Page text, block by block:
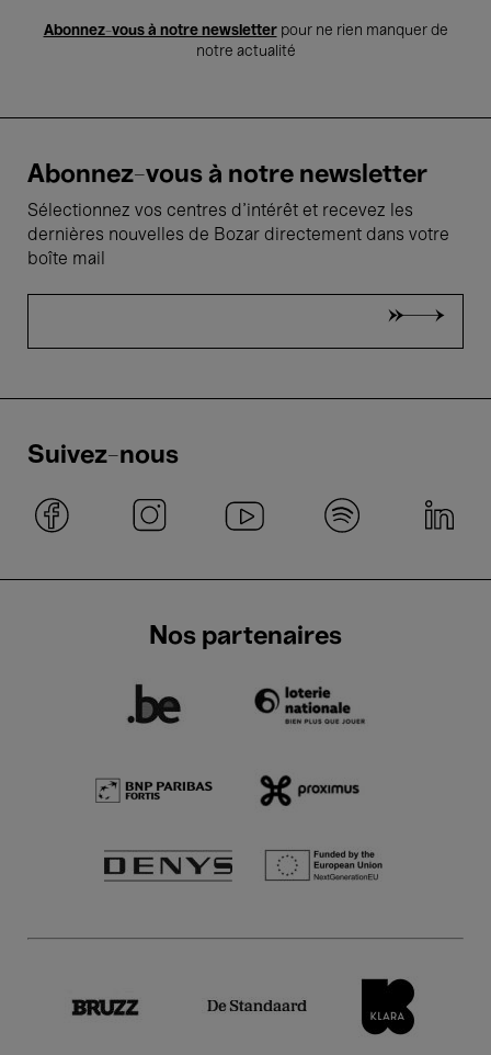
Abonnez-vous à notre newsletterpour ne rien manquer de
notre actualité
Abonnez-vous à notre newsletter
Sélectionnez vos centres d'intérêt et recevez les
dernières nouvelles de Bozar directement dans votre
boîte mail
Suivez-nous
Nos partenaires